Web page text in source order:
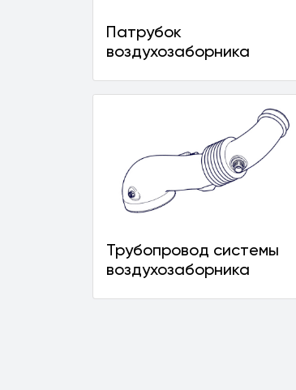
Патрубок
воздухозаборника
Трубопровод системы
воздухозаборника